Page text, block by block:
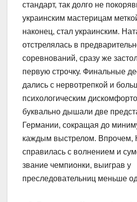
стандарт, так долго не
украинским мастерицам
наконец, стал украинским.
отстрелялась в
соревнований, сразу же
первую строчку. Финальные
дались с нервотрепкой и
психологическим
буквально дышали две
Германии, сокращая до
каждым выстрелом. Впрочем,
справилась с волнением и
звание чемпионки, выиграв у
преследовательниц меньше